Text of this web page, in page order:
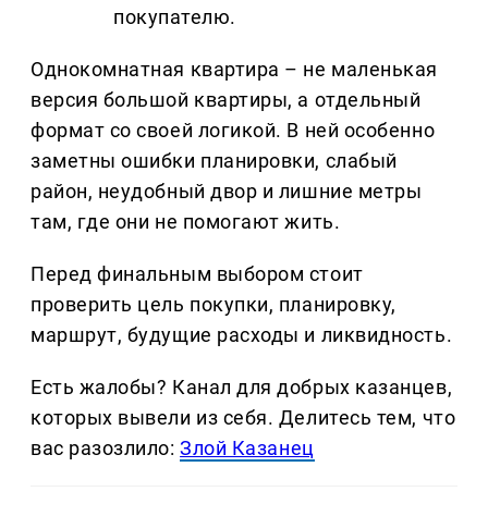
покупателю.
Однокомнатная квартира – не маленькая
версия большой квартиры, а отдельный
формат со своей логикой. В ней особенно
заметны ошибки планировки, слабый
район, неудобный двор и лишние метры
там, где они не помогают жить.
Перед финальным выбором стоит
проверить цель покупки, планировку,
маршрут, будущие расходы и ликвидность.
Есть жалобы? Канал для добрых казанцев,
которых вывели из себя. Делитеcь тем, что
вас разозлило:Злой Казанец